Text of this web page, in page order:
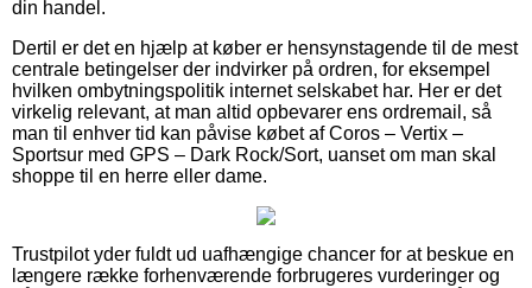
din handel.
Dertil er det en hjælp at køber er hensynstagende til de mest
centrale betingelser der indvirker på ordren, for eksempel
hvilken ombytningspolitik internet selskabet har. Her er det
virkelig relevant, at man altid opbevarer ens ordremail, så
man til enhver tid kan påvise købet af Coros – Vertix –
Sportsur med GPS – Dark Rock/Sort, uanset om man skal
shoppe til en herre eller dame.
Trustpilot yder fuldt ud uafhængige chancer for at beskue en
længere række forhenværende forbrugeres vurderinger og